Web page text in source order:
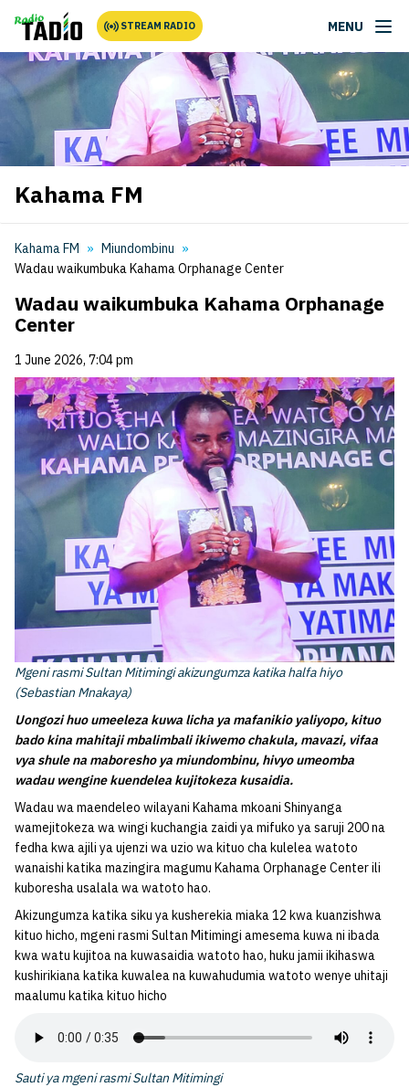
STREAM RADIO MENU
Kahama FM
Kahama FM
Miundombinu
Wadau waikumbuka Kahama Orphanage Center
Wadau waikumbuka Kahama Orphanage
Center
1 June 2026, 7:04 pm
Mgeni rasmi Sultan Mitimingi akizungumza katika halfa hiyo
(Sebastian Mnakaya)
Uongozi huo umeeleza kuwa licha ya mafanikio yaliyopo, kituo
bado kina mahitaji mbalimbali ikiwemo chakula, mavazi, vifaa
vya shule na maboresho ya miundombinu, hivyo umeomba
wadau wengine kuendelea kujitokeza kusaidia.
Wadau wa maendeleo wilayani Kahama mkoani Shinyanga
wamejitokeza wa wingi kuchangia zaidi ya mifuko ya saruji 200 na
fedha kwa ajili ya ujenzi wa uzio wa kituo cha kulelea watoto
wanaishi katika mazingira magumu Kahama Orphanage Center ili
kuboresha usalala wa watoto hao.
Akizungumza katika siku ya kusherekia miaka 12 kwa kuanzishwa
kituo hicho, mgeni rasmi Sultan Mitimingi amesema kuwa ni ibada
kwa watu kujitoa na kuwasaidia watoto hao, huku jamii ikihaswa
kushirikiana katika kuwalea na kuwahudumia watoto wenye uhitaji
maalumu katika kituo hicho
Sauti ya mgeni rasmi Sultan Mitimingi